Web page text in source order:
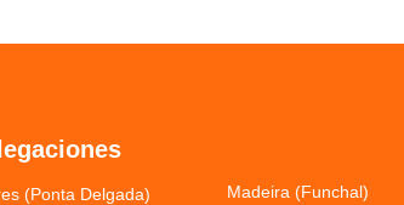
(Ponta Delgada)
Madeira (Funchal)